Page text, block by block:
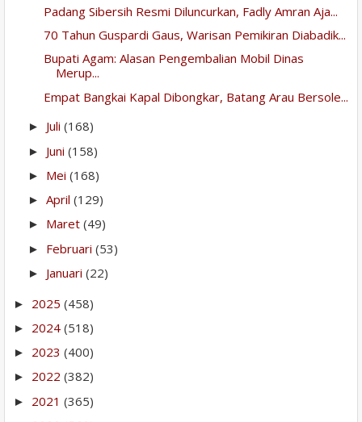
Padang Sibersih Resmi Diluncurkan, Fadly Amran Aja...
70 Tahun Guspardi Gaus, Warisan Pemikiran Diabadik...
Bupati Agam: Alasan Pengembalian Mobil Dinas
Merup...
Empat Bangkai Kapal Dibongkar, Batang Arau Bersole...
► Juli (168)
► Juni (158)
► Mei (168)
► April (129)
► Maret (49)
► Februari (53)
► Januari (22)
► 2025 (458)
► 2024 (518)
► 2023 (400)
► 2022 (382)
► 2021 (365)